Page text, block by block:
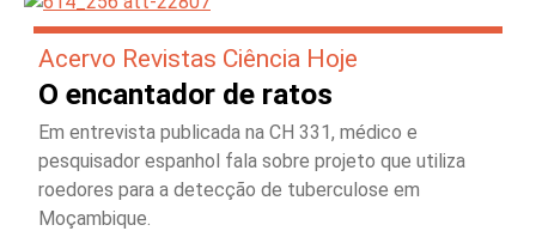
Acervo Revistas Ciência Hoje
O encantador de ratos
Em entrevista publicada na CH 331, médico e
pesquisador espanhol fala sobre projeto que utiliza
roedores para a detecção de tuberculose em
Moçambique.